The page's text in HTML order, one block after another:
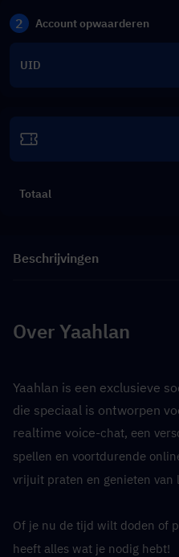
2 Account opwaarderen
UID
Totaal
Beschrijvingen
Over Yaahlan
Yaahlan is een exclusieve
die speciaal is ontworpen
realtime voice-chat, een
spellen en voortdurende
vrijuit praten en genieten
Of je nu de tijd wilt doden of
heeft alles wat je nodig hebt!